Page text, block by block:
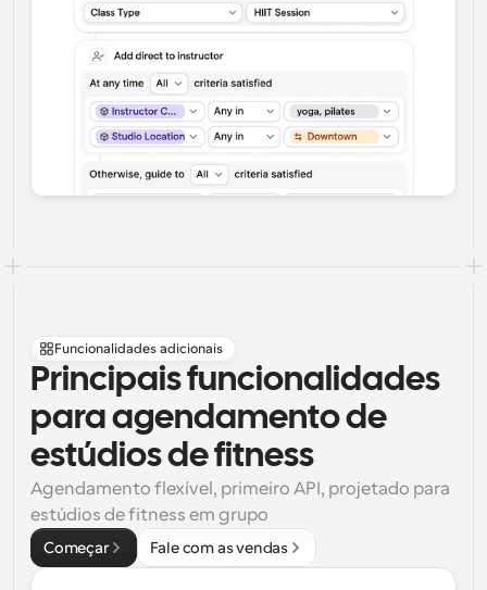
Funcionalidades adicionais
Principais funcionalidades
para agendamento de
estúdios de fitness
Agendamento flexível, primeiro API, projetado para
estúdios de fitness em grupo
Começar Fale com as vendas